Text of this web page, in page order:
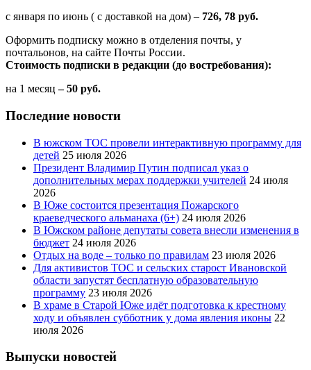
с января по июнь ( с доставкой на дом) – 726, 78 руб.
Оформить подписку можно в отделения почты, у
почтальонов, на сайте Почты России.
Стоимость подписки в редакции (до востребования):
на 1 месяц – 50 руб.
Последние новости
В южском ТОС провели интерактивную программу для
детей 25 июля 2026
Президент Владимир Путин подписал указ о
дополнительных мерах поддержки учителей 24 июля
2026
В Юже состоится презентация Пожарского
краеведческого альманаха (6+) 24 июля 2026
В Южском районе депутаты совета внесли изменения в
бюджет 24 июля 2026
Отдых на воде – только по правилам 23 июля 2026
Для активистов ТОС и сельских старост Ивановской
области запустят бесплатную образовательную
программу 23 июля 2026
В храме в Старой Юже идёт подготовка к крестному
ходу и объявлен субботник у дома явления иконы 22
июля 2026
Выпуски новостей